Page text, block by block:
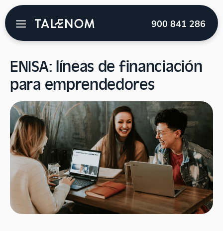
900 841 286
de financiación para emprendedores
ENISA: líneas de financiación
para emprendedores